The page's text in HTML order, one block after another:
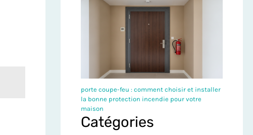
porte coupe-feu : comment choisir et installer
la bonne protection incendie pour votre
maison
Catégories